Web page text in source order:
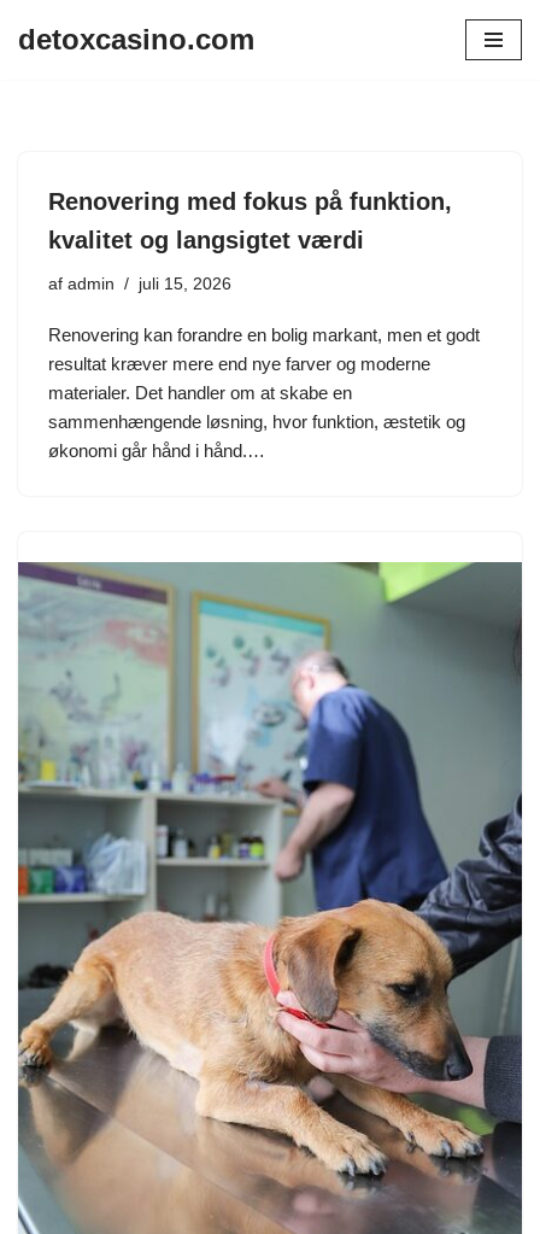
detoxcasino.com
Renovering med fokus på funktion,
kvalitet og langsigtet værdi
af admin juli 15, 2026
Renovering kan forandre en bolig markant, men et godt
resultat kræver mere end nye farver og moderne
materialer. Det handler om at skabe en
sammenhængende løsning, hvor funktion, æstetik og
økonomi går hånd i hånd.…